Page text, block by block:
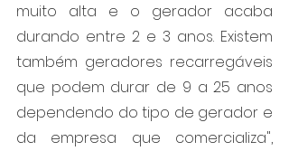
muito alta e o gerador acaba
durando entre 2 e 3 anos. Existem
também geradores recarregáveis
que podem durar de 9 a 25 anos
dependendo do tipo de gerador e
da empresa que comercializa",